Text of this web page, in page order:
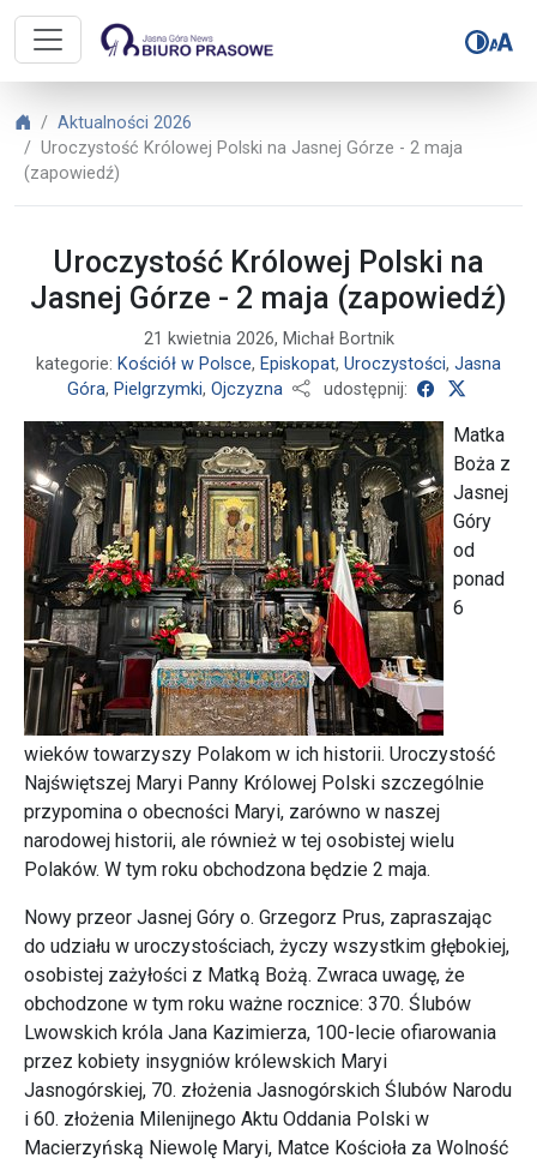
Biuro Prasowe Jasnej Góry –
Biuro Prasowe Jasnej Góry
Aktualności 2026
Uroczystość Królowej Polski na Jasnej Górze - 2 maja
(zapowiedź)
Uroczystość Królowej Polski na
Jasnej Górze - 2 maja (zapowiedź)
21 kwietnia 2026, Michał Bortnik
kategorie: Kościół w Polsce, Episkopat, Uroczystości, Jasna
Góra, Pielgrzymki, Ojczyzna udostępnij: udostępnij
Matka
Boża z
Jasnej
Góry
od
ponad
6
wieków towarzyszy Polakom w ich historii. Uroczystość
Najświętszej Maryi Panny Królowej Polski szczególnie
przypomina o obecności Maryi, zarówno w naszej
narodowej historii, ale również w tej osobistej wielu
Polaków. W tym roku obchodzona będzie 2 maja.
Nowy przeor Jasnej Góry o. Grzegorz Prus, zapraszając
do udziału w uroczystościach, życzy wszystkim głębokiej,
osobistej zażyłości z Matką Bożą. Zwraca uwagę, że
obchodzone w tym roku ważne rocznice: 370. Ślubów
Lwowskich króla Jana Kazimierza, 100-lecie ofiarowania
przez kobiety insygniów królewskich Maryi
Jasnogórskiej, 70. złożenia Jasnogórskich Ślubów Narodu
i 60. złożenia Milenijnego Aktu Oddania Polski w
Macierzyńską Niewolę Maryi, Matce Kościoła za Wolność